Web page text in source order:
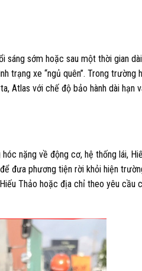
sớm hoặc sau một thời gian
trạng xe “ngủ quên”. Trong trường
Atlas với chế độ bảo hành dài hạn
nặng về động cơ, hệ thống lái,
đưa phương tiện rời khỏi hiện
Thảo hoặc địa chỉ theo yêu cầu